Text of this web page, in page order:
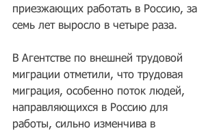
приезжающих работать в Россию, за
семь лет выросло в четыре раза.
В Агентстве по внешней трудовой
миграции отметили, что трудовая
миграция, особенно поток людей,
направляющихся в Россию для
работы, сильно изменчива в